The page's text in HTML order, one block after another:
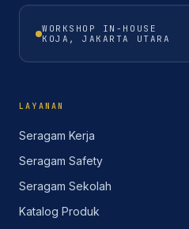
WORKSHOP IN-HOUSE
KOJA, JAKARTA UTARA
LAYANAN
Seragam Kerja
Seragam Safety
Seragam Sekolah
Katalog Produk